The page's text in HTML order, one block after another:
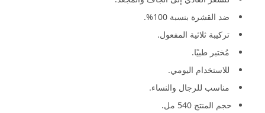
ضد القشرة بنسبة 100%.
تركيبة ثلاثية المفعول.
مُختبر طبيًا.
للاستخدام اليومي.
مناسب للرجال والنساء.
حجم المنتج 540 مل.